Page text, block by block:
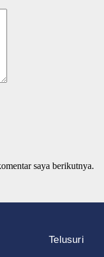
saya berikutnya.
Telusuri